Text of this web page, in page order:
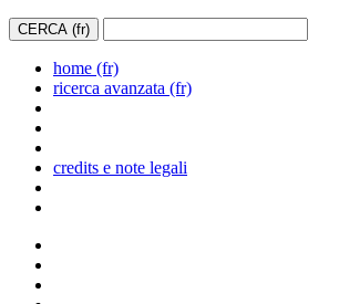
home (fr)
ricerca avanzata (fr)
credits e note legali